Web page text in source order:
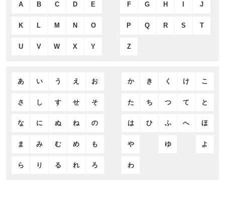
A B C D E F G H J
K L M N O P Q R S T
U V W X Y Z
あ い う え お か き く け こ
さ し す せ そ た ち つ て と
な に ぬ ね の は ひ ふ へ ほ
ま み む め も や ゆ よ
ら り る れ ろ わ